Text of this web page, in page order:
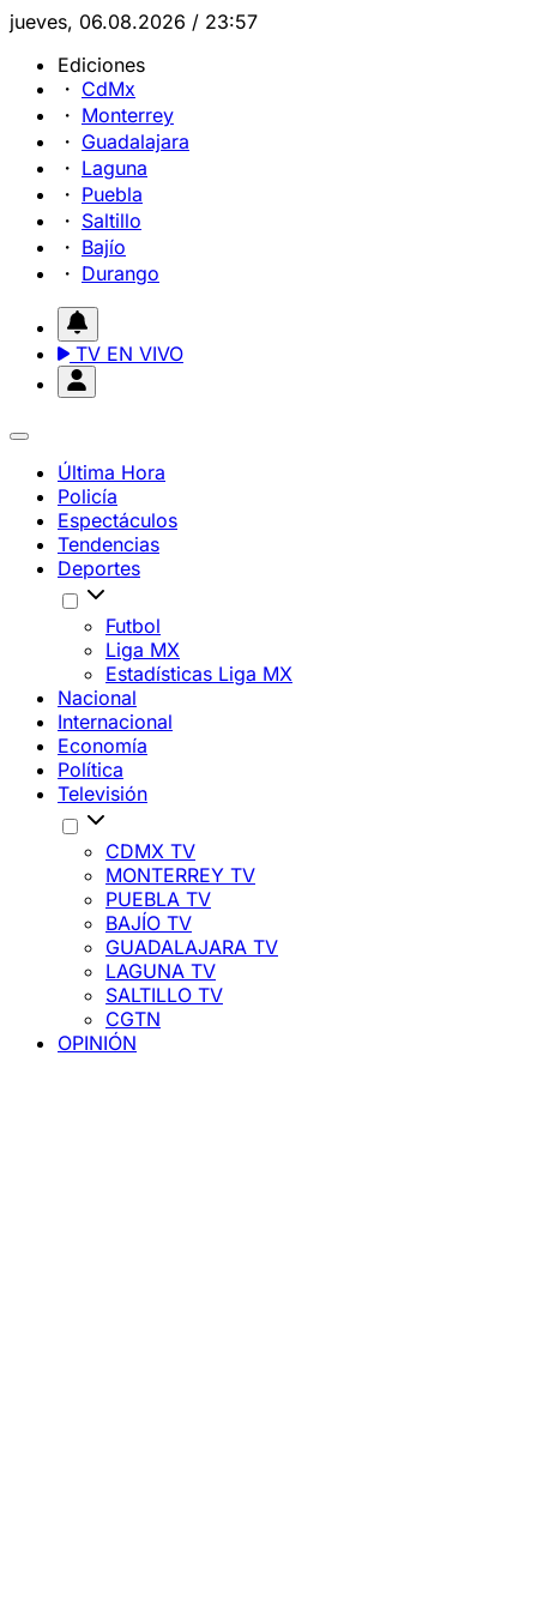
jueves, 06.08.2026 / 23:57
Ediciones
CdMx
Monterrey
Guadalajara
Laguna
Puebla
Saltillo
Bajío
Durango
TV EN VIVO
Última Hora
Policía
Espectáculos
Tendencias
Deportes
Futbol
Liga MX
Estadísticas Liga MX
Nacional
Internacional
Economía
Política
Televisión
CDMX TV
MONTERREY TV
PUEBLA TV
BAJÍO TV
GUADALAJARA TV
LAGUNA TV
SALTILLO TV
CGTN
OPINIÓN